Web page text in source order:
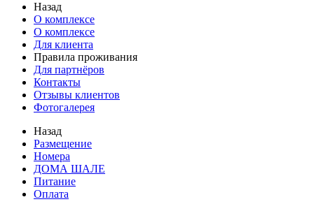
Назад
О комплексе
О комплексе
Для клиента
Правила проживания
Для партнёров
Контакты
Отзывы клиентов
Фотогалерея
Назад
Размещение
Номера
ДОМА ШАЛЕ
Питание
Оплата